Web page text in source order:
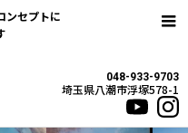
ンセプトに
048-933-9703
埼玉県八潮市浮塚578-1